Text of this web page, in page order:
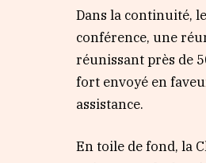
Dans la continuité,
conférence, une
réunissant près de
fort envoyé en
assistance.
En toile de fond, la